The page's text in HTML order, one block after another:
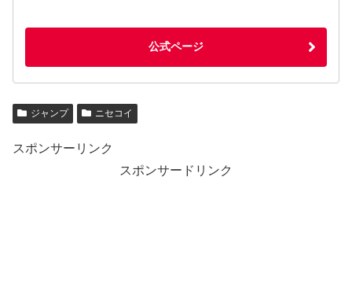
公式ページ
ジャンプ ニセコイ
スポンサーリンク
スポンサードリンク